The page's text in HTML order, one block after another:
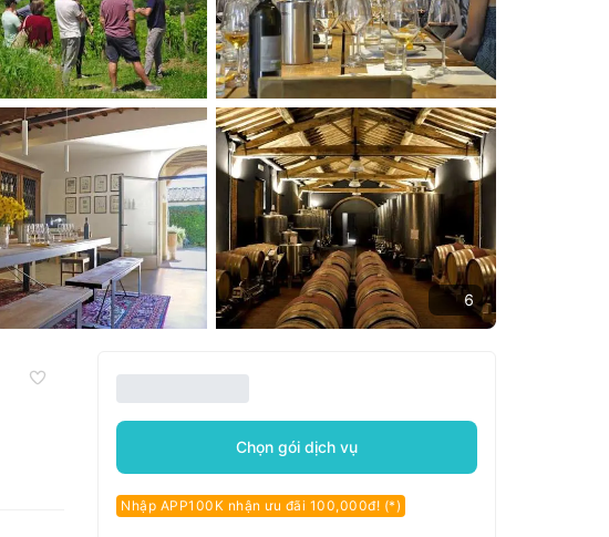
6
Chọn gói dịch vụ
Nhập APP100K nhận ưu đãi 100,000đ! (*)